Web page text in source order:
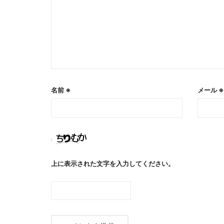
名前 ※ メール※
上に表示された文字を入力してください。